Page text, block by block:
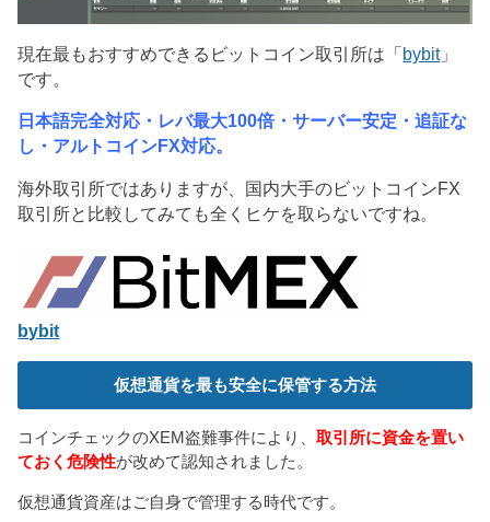
現在最もおすすめできるビットコイン取引所は「 bybit」
です。
日本語完全対応・レバ最大100倍・サーバー安定・追証な
し・アルトコインFX対応。
海外取引所ではありますが、国内大手のビットコインFX
取引所と比較してみても全くヒケを取らないですね。
bybit
仮想通貨を最も安全に保管する方法
コインチェックのXEM盗難事件により、取引所に資金を置い
ておく危険性が改めて認知されました。
仮想通貨資産はご自身で管理する時代です。